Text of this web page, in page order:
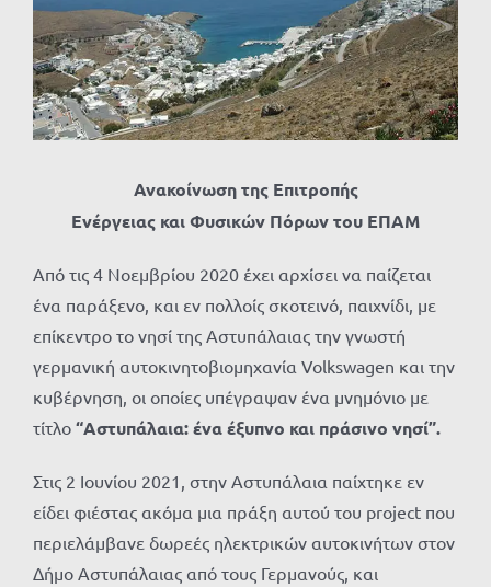
Ανακοίνωση της Επιτροπής
Ενέργειας και Φυσικών Πόρων του ΕΠΑΜ
Από τις 4 Νοεμβρίου 2020 έχει αρχίσει να παίζεται
ένα παράξενο, και εν πολλοίς σκοτεινό, παιχνίδι, με
επίκεντρο το νησί της Αστυπάλαιας την γνωστή
γερμανική αυτοκινητοβιομηχανία Volkswagen και την
κυβέρνηση, οι οποίες υπέγραψαν ένα μνημόνιο με
τίτλο “Αστυπάλαια: ένα έξυπνο και πράσινο νησί”.
Στις 2 Ιουνίου 2021, στην Αστυπάλαια παίχτηκε εν
είδει φιέστας ακόμα μια πράξη αυτού του project που
περιελάμβανε δωρεές ηλεκτρικών αυτοκινήτων στον
Δήμο Αστυπάλαιας από τους Γερμανούς, και